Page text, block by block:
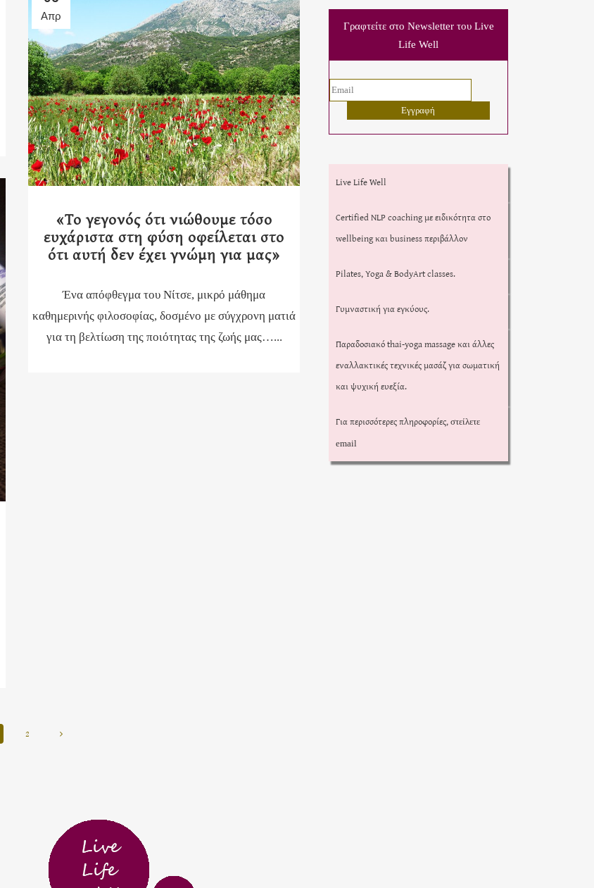
Απρ
«Το γεγονός ότι νιώθουμε τόσο
ευχάριστα στη φύση οφείλεται στο
ότι αυτή δεν έχει γνώμη για μας»
Ένα απόφθεγμα του Νίτσε, μικρό μάθημα
καθημερινής φιλοσοφίας, δοσμένο με σύγχρονη ματιά
για τη βελτίωση της ποιότητας της ζωής μας…...
2
Γραφτείτε στο Newsletter του Live
Life Well
Live Life Well
Certified NLP coaching με ειδικότητα στο
wellbeing και business περιβάλλον
Pilates, Yoga & BodyArt classes.
Γυμναστική για εγκύους.
Παραδοσιακό thai-yoga massage και άλλες
εναλλακτικές τεχνικές μασάζ για σωματική
και ψυχική ευεξία.
Για περισσότερες πληροφορίες, στείλετε
email